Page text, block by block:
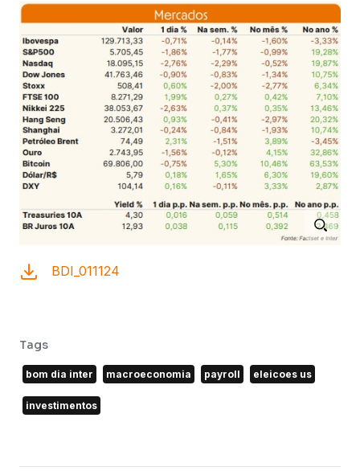
BDI_011124
Tags
bom dia inter macroeconomia payroll eleicoes us
investimentos